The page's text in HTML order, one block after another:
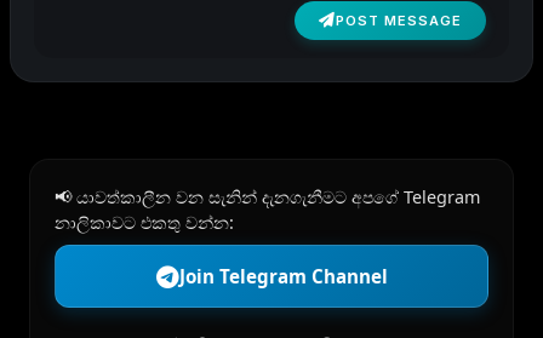
POST MESSAGE
📢 යාවත්කාලීන වන සැනින් දැනගැනීමට අපගේ Telegram
නාලිකාවට එකතු වන්න:
Join Telegram Channel